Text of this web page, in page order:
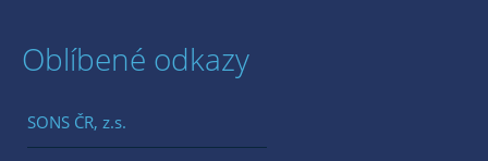
Oblíbené odkazy
SONS ČR, z.s.